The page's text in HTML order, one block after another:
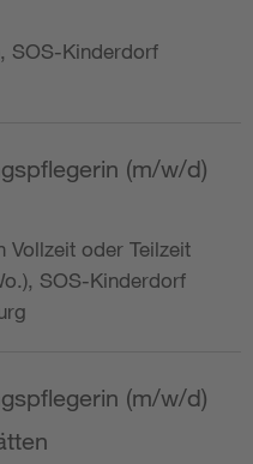
SOS-Kinderdorf
(m/w/d)
Vollzeit oder Teilzeit
SOS-Kinderdorf
(m/w/d)